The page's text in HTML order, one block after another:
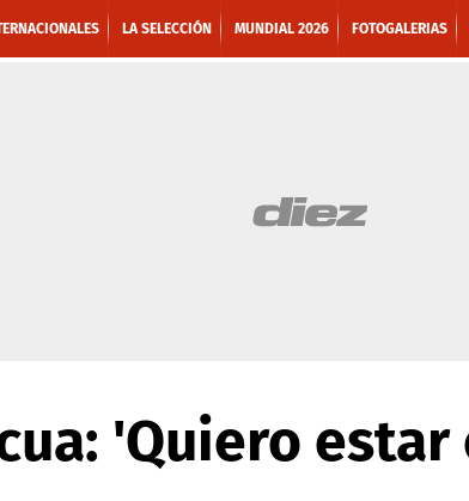
LA SELECCIÓN MUNDIAL 2026 FOTOGALERIAS
'Quiero